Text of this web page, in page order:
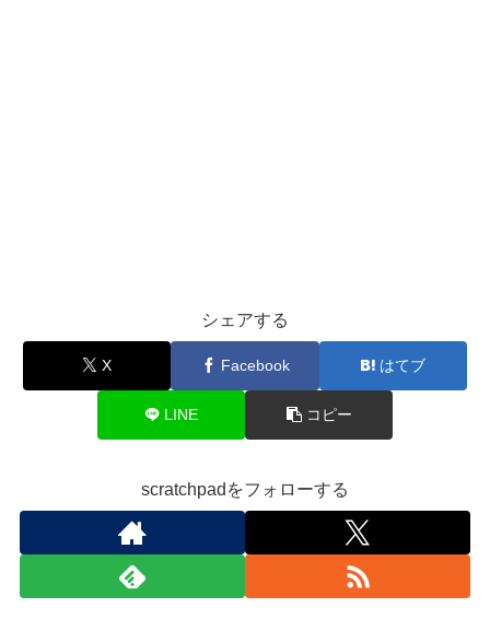
シェアする
X Facebook はてブ
LINE コピー
scratchpadをフォローする